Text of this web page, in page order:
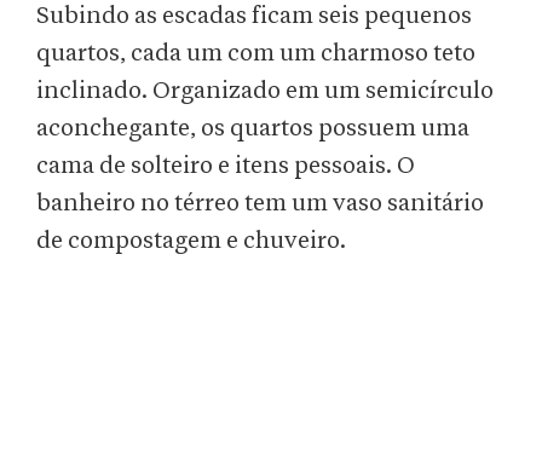
Subindo as escadas ficam seis pequenos
quartos, cada um com um charmoso teto
inclinado. Organizado em um semicírculo
aconchegante, os quartos possuem uma
cama de solteiro e itens pessoais. O
banheiro no térreo tem um vaso sanitário
de compostagem e chuveiro.